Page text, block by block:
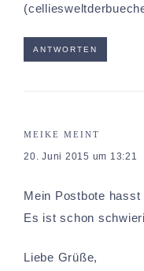
ANTWORTEN
MEIKE MEINT
20. Juni 2015 um 13:21
Mein Postbote
Es ist schon
Liebe Grüße,